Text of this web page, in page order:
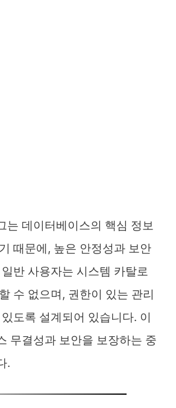
는 데이터베이스의 핵심 정보
때문에, 높은 안정성과 보안
반 사용자는 시스템 카탈로
수 없으며, 권한이 있는 관리
도록 설계되어 있습니다. 이
무결성과 보안을 보장하는 중
.